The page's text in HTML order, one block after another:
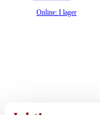
Online: I lager